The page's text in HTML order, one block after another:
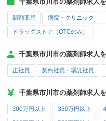
千葉県市川市の薬剤師求人
調剤薬局 病院・クリニック
ドラッグストア（OTCのみ）
千葉県市川市の薬剤師求人
正社員 契約社員・嘱託社員
千葉県市川市の薬剤師求人
300万円以上 350万円以上